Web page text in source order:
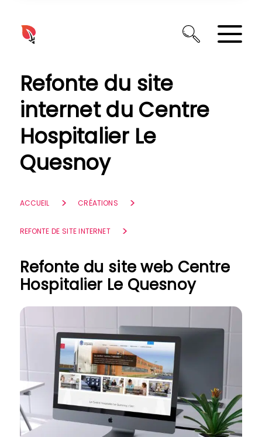
Refonte du site
internet du Centre
Hospitalier Le
Quesnoy
ACCUEIL CRÉATIONS
REFONTE DE SITE INTERNET
Refonte du site web Centre
Hospitalier Le Quesnoy